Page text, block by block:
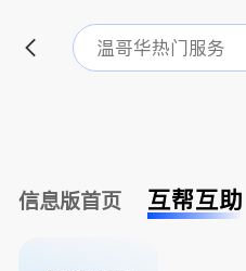
信息版首页 互帮互助